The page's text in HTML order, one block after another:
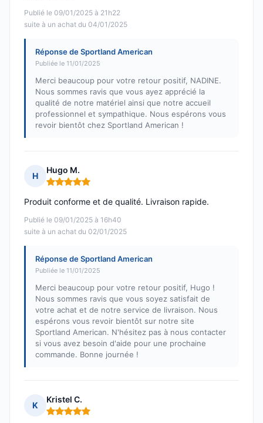
Publié le 09/01/2025 à 21h22
suite à un achat du 04/01/2025
Réponse de Sportland American
Publiée le 11/01/2025
Merci beaucoup pour votre retour positif, NADINE.
Nous sommes ravis que vous ayez apprécié la
qualité de notre matériel ainsi que notre accueil
professionnel et sympathique. Nous espérons vous
revoir bientôt chez Sportland American !
H
Hugo M.
Note : 5 sur 5
Publié le 09/01/2025 à 16h40
suite à un achat du 02/01/2025
Produit conforme et de qualité. Livraison rapide.
Réponse de Sportland American
Publiée le 11/01/2025
Merci beaucoup pour votre retour positif, Hugo !
Nous sommes ravis que vous soyez satisfait de
votre achat et de notre service de livraison. Nous
espérons vous revoir bientôt sur notre site
Sportland American. N'hésitez pas à nous contacter
si vous avez besoin d'aide pour une prochaine
commande. Bonne journée !
K
Kristel C.
Note : 5 sur 5